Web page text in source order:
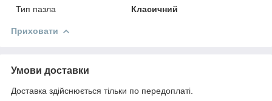
Тип пазла
Класичний
Приховати
Умови доставки
Доставка здійснюється тільки по передоплаті.